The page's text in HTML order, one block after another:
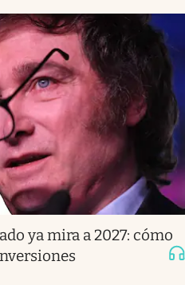
ya mira a 2027: cómo